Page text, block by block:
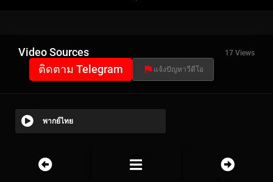
Video Sources 17 Views
ติดตาม Telegram แจ้งปัญหาวีดีโอ
พากย์ไทย